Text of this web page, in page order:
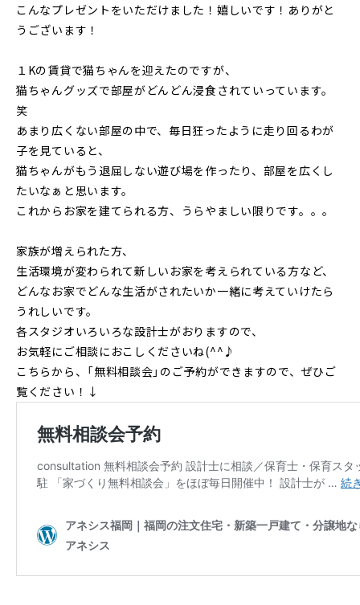
こんなプレゼントをいただけました！嬉しいです！ありがと
うございます！
１Kの賃貸で猫ちゃんを迎えたのですが、
猫ちゃんグッズで部屋がどんどん浸食されていっています。
笑
あまり広くない部屋の中で、毎日狂ったように走り回るわが
子を見ていると、
猫ちゃんがもう退屈しない遊び場を作ったり、部屋を広くし
たいなぁと思います。
これからお家を建てられる方、うらやましい限りです。。。
家族が増えられた方、
生活環境が変わられて新しいお家を考えられている方など、
どんなお家でどんな生活がされたいか一緒に考えていけたら
うれしいです。
各スタジオいろいろな設計士がおりますので、
お気軽にご相談におこしくださいね(^^♪
こちらから、「無料相談会」のご予約ができますので、ぜひご
覧ください！↓